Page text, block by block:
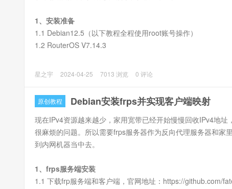
1、安装准备
1.1 Debian12.5（以下教程全程使用root账号操作）
1.2 RouterOS V7.14.3
2、Debian Wireguard设置
星之宇 2024-04-25 7013 浏览 0 评论
原创教程 Debian安装frps并实现客户端映射
现在IPv4资源越来越少，家用宽带已经开始慢慢回收IPv4地址
很麻烦的问题。所以需要frps服务器作为反向代理服务器和家
到内网机器当中去。
1、frps服务端安装
1.1 下载frp服务端和客户端，官网地址：https://github.com/